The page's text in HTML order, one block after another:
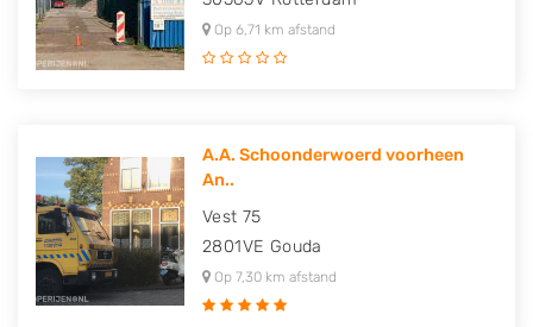
Op 6,71 km afstand
A.A. Schoonderwoerd voorheen
An..
Vest 75
2801VE Gouda
Op 7,30 km afstand